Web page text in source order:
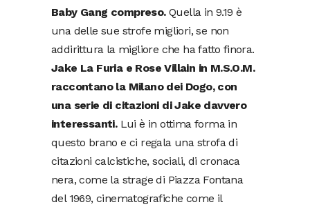
Baby Gang compreso. Quella in 9.19 è
una delle sue strofe migliori, se non
addirittura la migliore che ha fatto finora.
Jake La Furia e Rose Villain in M.S.O.M.
raccontano la Milano dei Dogo, con
una serie di citazioni di Jake davvero
interessanti.Lui è in ottima forma in
questo brano e ci regala una strofa di
citazioni calcistiche, sociali, di cronaca
nera, come la strage di Piazza Fontana
del 1969, cinematografiche come il